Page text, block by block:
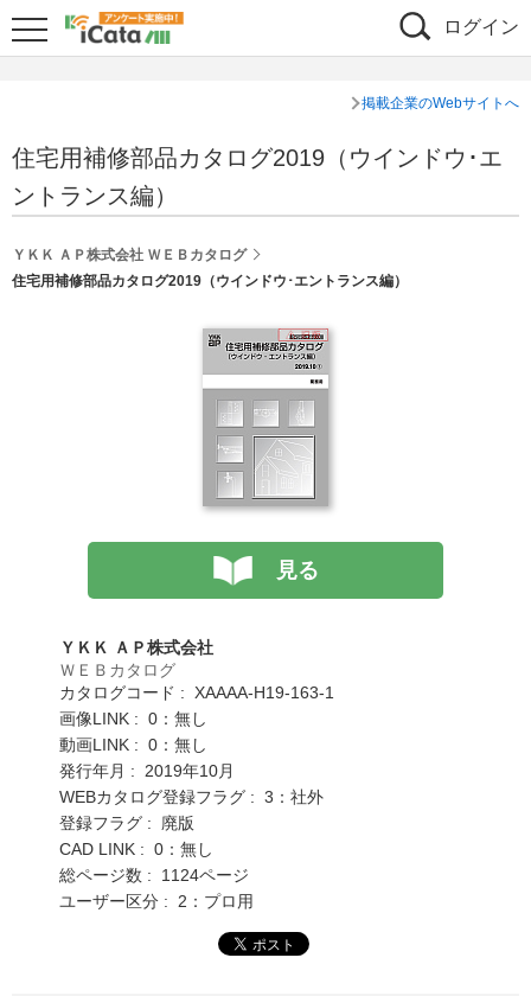
ログイン
掲載企業のWebサイトへ
住宅用補修部品カタログ2019（ウインドウ･エ
ントランス編）
ＹＫＫ ＡＰ株式会社 ＷＥＢカタログ
住宅用補修部品カタログ2019（ウインドウ･エントランス編）
見る
ＹＫＫ ＡＰ株式会社
ＷＥＢカタログ
カタログコード : XAAAA-H19-163-1
画像LINK : 0：無し
動画LINK : 0：無し
発行年月 : 2019年10月
WEBカタログ登録フラグ : 3：社外
登録フラグ : 廃版
CAD LINK : 0：無し
総ページ数 : 1124ページ
ユーザー区分 : 2：プロ用